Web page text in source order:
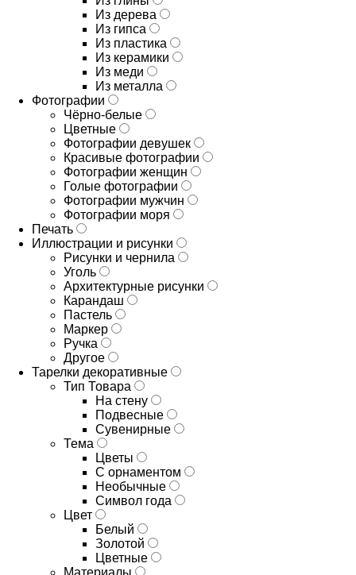
Из дерева
Из гипса
Из пластика
Из керамики
Из меди
Из металла
Фотографии
Чёрно-белые
Цветные
Фотографии девушек
Красивые фотографии
Фотографии женщин
Голые фотографии
Фотографии мужчин
Фотографии моря
Печать
Иллюстрации и рисунки
Рисунки и чернила
Уголь
Архитектурные рисунки
Карандаш
Пастель
Маркер
Ручка
Другое
Тарелки декоративные
Тип Товара
На стену
Подвесные
Сувенирные
Тема
Цветы
С орнаментом
Необычные
Символ года
Цвет
Белый
Золотой
Цветные
Материалы